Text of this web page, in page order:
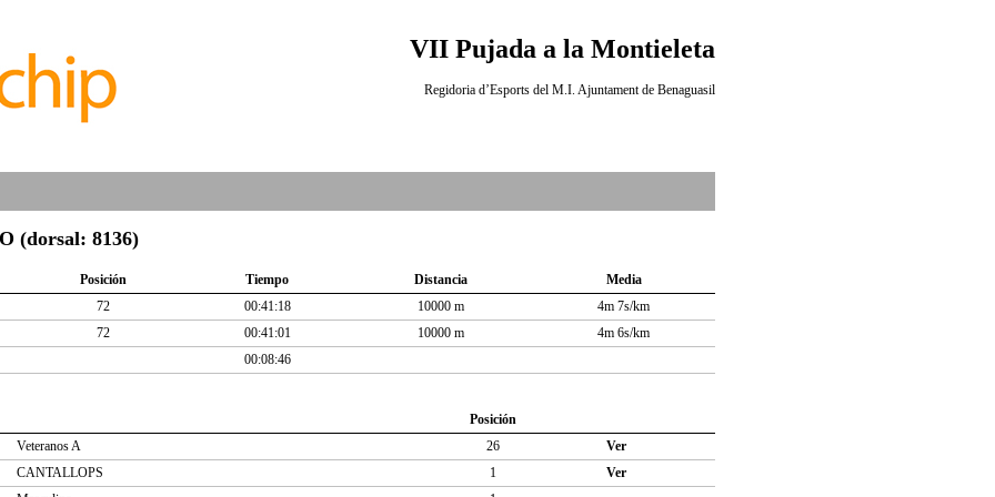
VII Pujada a la Montieleta
Regidoria d’Esports del M.I. Ajuntament de Benaguasil
(dorsal: 8136)
Posición Tiempo Distancia
Media
72
00:41:18 10000 m
4m 7s/km
72
00:41:01 10000 m
4m 6s/km
00:08:46
Posición
Veteranos A
26
Ver
CANTALLOPS
1
Ver